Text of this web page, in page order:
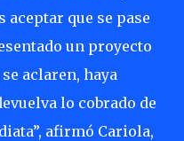
aceptar que se pase
un proyecto
aclaren, haya
lo cobrado de
afirmó Cariola,